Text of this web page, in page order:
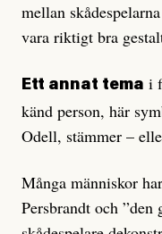
mellan
vara riktigt bra
Ett annat tema i
känd person, här
Odell, stämmer –
Många människor
Persbrandt och